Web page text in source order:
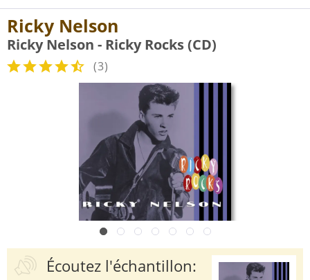
Ricky Nelson
Ricky Nelson - Ricky Rocks (CD)
(3)
Écoutez l'échantillon: